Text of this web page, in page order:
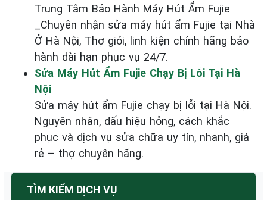
Trung Tâm Bảo Hành Máy Hút Ẩm Fujie
_Chuyên nhận sửa máy hút ẩm Fujie tại Nhà
Ở Hà Nội, Thợ giỏi, linh kiện chính hãng bảo
hành dài hạn phục vụ 24/7.
Sửa Máy Hút Ẩm Fujie Chạy Bị Lỗi Tại Hà
Nội
Sửa máy hút ẩm Fujie chạy bị lỗi tại Hà Nội.
Nguyên nhân, dấu hiệu hỏng, cách khắc
phục và dịch vụ sửa chữa uy tín, nhanh, giá
rẻ – thợ chuyên hãng.
TÌM KIẾM DỊCH VỤ